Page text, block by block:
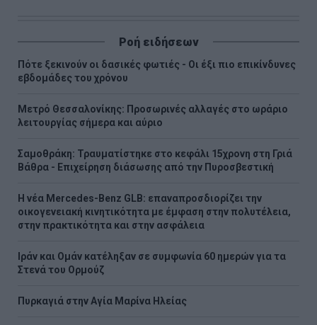
Ροή ειδήσεων
Πότε ξεκινούν οι δασικές φωτιές - Oι έξι πιο επικίνδυνες
εβδομάδες του χρόνου
Μετρό Θεσσαλονίκης: Προσωρινές αλλαγές στο ωράριο
λειτουργίας σήμερα και αύριο
Σαμοθράκη: Τραυματίστηκε στο κεφάλι 15χρονη στη Γριά
Βάθρα - Επιχείρηση διάσωσης από την Πυροσβεστική
Η νέα Mercedes-Benz GLB: επαναπροσδιορίζει την
οικογενειακή κινητικότητα με έμφαση στην πολυτέλεια,
στην πρακτικότητα και στην ασφάλεια
Ιράν και Ομάν κατέληξαν σε συμφωνία 60 ημερών για τα
Στενά του Ορμούζ
Πυρκαγιά στην Aγία Μαρίνα Ηλείας